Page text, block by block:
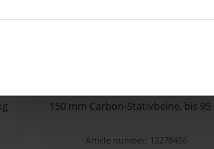
150 mm Carbon-Stativbeine, bis 95
Article number: 12278456